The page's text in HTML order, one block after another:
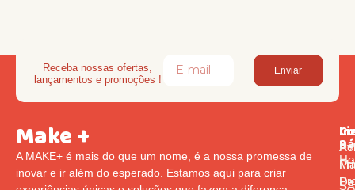
Receba nossas ofertas,
lançamentos e promoções !
Enviar
Make +
A MAKE+ é mais do que um nome, é a nossa promessa de
inovar e ir além do esperado. Estamos aqui para criar
Av